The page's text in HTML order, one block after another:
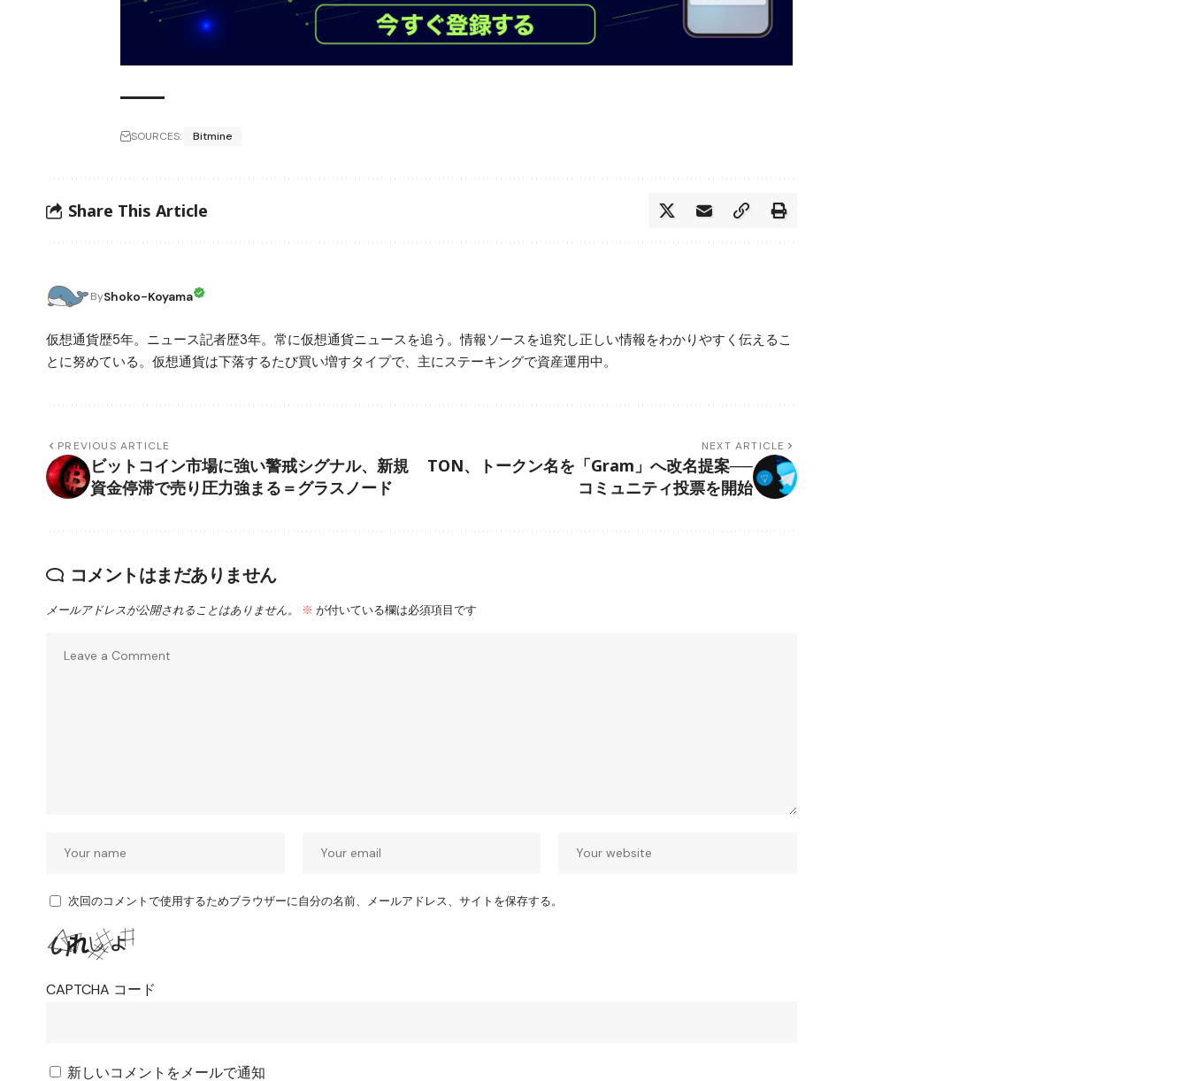
SOURCES: Bitmine
Share This Article
ByShoko-Koyama
仮想通貨歴5年。ニュース記者歴3年。常に仮想通貨ニュースを追う。情報ソースを追究し正しい情報をわかりやすく伝えるこ
とに努めている。仮想通貨は下落するたび買い増すタイプで、主にステーキングで資産運用中。
PREVIOUS ARTICLE
ビットコイン市場に強い警戒シグナル、新規
資金停滞で売り圧力強まる＝グラスノード
NEXT ARTICLE
TON、トークン名を「Gram」へ改名提案──
コミュニティ投票を開始
コメントはまだありません
メールアドレスが公開されることはありません。 ※ が付いている欄は必須項目です
次回のコメントで使用するためブラウザーに自分の名前、メールアドレス、サイトを保存する。
CAPTCHA コード
新しいコメントをメールで通知